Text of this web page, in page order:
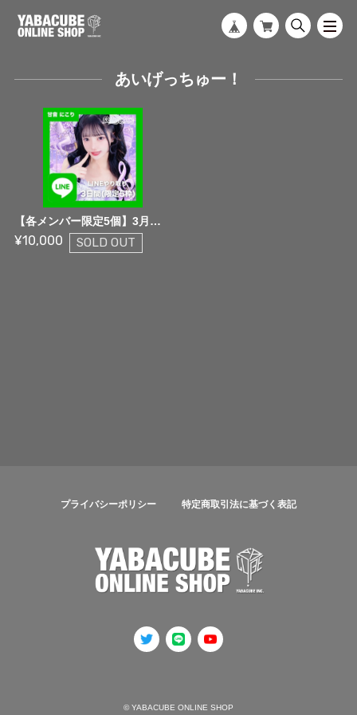
あいげっちゅー！
【各メンバー限定5個】3月度 I's Merry Go Round 推しメンLINE 1on1 やり取り可能チケット【やり取り制限無し】
¥10,000 SOLD OUT
プライバシーポリシー 特定商取引法に基づく表記
© YABACUBE ONLINE SHOP